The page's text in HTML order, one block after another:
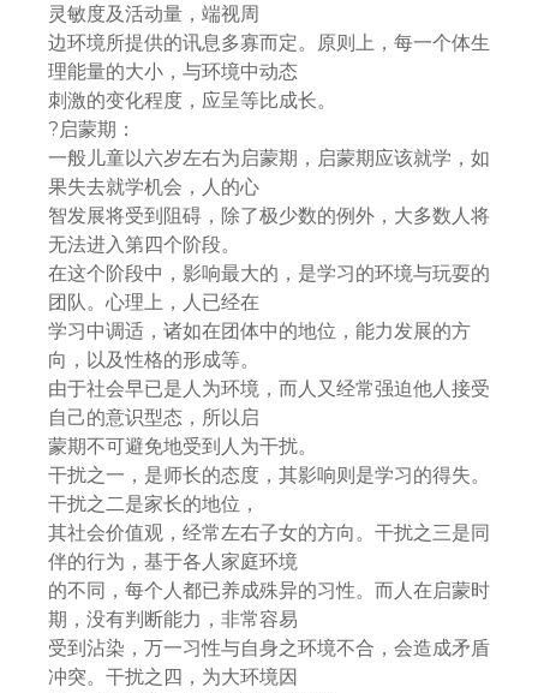
灵敏度及活动量，端视周
边环境所提供的讯息多寡而定。原则上，每一个体生
理能量的大小，与环境中动态
刺激的变化程度，应呈等比成长。
?启蒙期：
一般儿童以六岁左右为启蒙期，启蒙期应该就学，如
果失去就学机会，人的心
智发展将受到阻碍，除了极少数的例外，大多数人将
无法进入第四个阶段。
在这个阶段中，影响最大的，是学习的环境与玩耍的
团队。心理上，人已经在
学习中调适，诸如在团体中的地位，能力发展的方
向，以及性格的形成等。
由于社会早已是人为环境，而人又经常强迫他人接受
自己的意识型态，所以启
蒙期不可避免地受到人为干扰。
干扰之一，是师长的态度，其影响则是学习的得失。
干扰之二是家长的地位，
其社会价值观，经常左右子女的方向。干扰之三是同
伴的行为，基于各人家庭环境
的不同，每个人都已养成殊异的习性。而人在启蒙时
期，没有判断能力，非常容易
受到沾染，万一习性与自身之环境不合，会造成矛盾
冲突。干扰之四，为大环境因